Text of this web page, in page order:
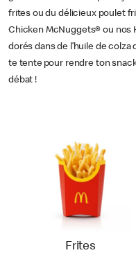
frites ou du délicieux poulet
Chicken McNuggets® ou nos
dorés dans de l’huile de
te tente pour rendre ton
débat !
Frites